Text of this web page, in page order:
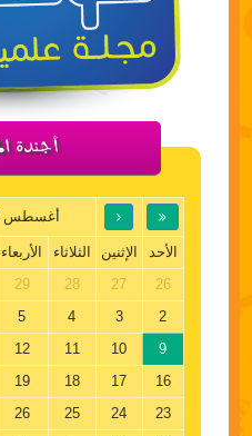
أجندة
أغسطس
الأحد الإثنين الثلاثاء الأربعاء
26
27
28
29
2
3
4
5
9
10
11
12
16
17
18
19
23
24
25
26